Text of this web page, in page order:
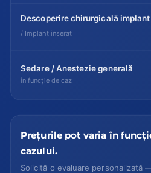
Descoperire chirurgicală implant
/ Implant inserat
Sedare / Anestezie generală
în funcție de caz
Prețurile pot varia în
cazului.
Solicită o evaluare personalizată